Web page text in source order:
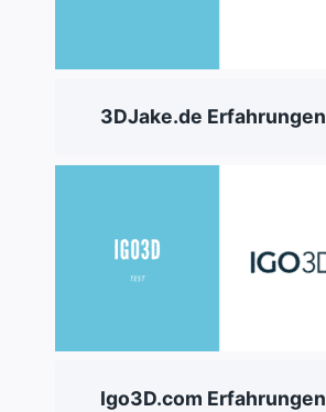
3DJake.de Erfahrungen
Igo3D.com Erfahrungen